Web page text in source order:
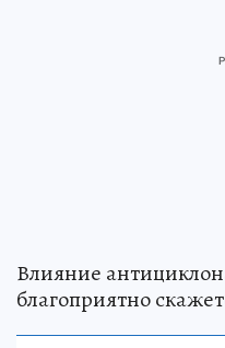
Влияние
благоприятно